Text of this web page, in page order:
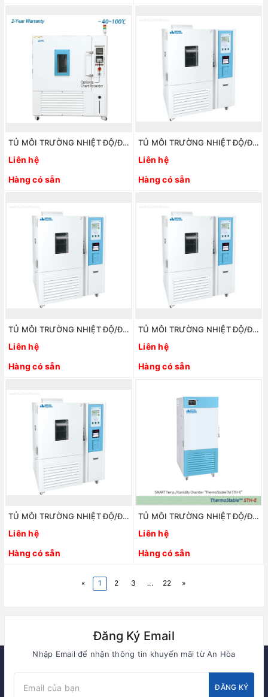
TỦ MÔI TRƯỜNG NHIỆT ĐỘ/ĐỘ ẨM 155 LÍT. THC-155 HÃNG: DAIHAN/HÀN QUỐC
Liên hệ
Hàng có sẵn
TỦ MÔI TRƯỜNG NHIỆT ĐỘ/ĐỘ ẨM 800 LÍT. MODEL: STH-800 HÃNG: DAIHAN/HÀN QUỐC
Liên hệ
Hàng có sẵn
TỦ MÔI TRƯỜNG NHIỆT ĐỘ/ĐỘ ẨM 420 LÍT. MODEL: STH-420 HÃNG: DAIHAN/HÀN QUỐC
Liên hệ
Hàng có sẵn
TỦ MÔI TRƯỜNG NHIỆT ĐỘ/ĐỘ ẨM 305 LÍT. MODEL: STH-305. HÃNG: DAIHAN/HÀN QUỐC
Liên hệ
Hàng có sẵn
TỦ MÔI TRƯỜNG NHIỆT ĐỘ/ĐỘ ẨM 155 LÍT. MODEL: STH-155. HÃNG: DAIHAN/HÀN QUỐC
Liên hệ
Hàng có sẵn
TỦ MÔI TRƯỜNG NHIỆT ĐỘ/ĐỘ ẨM 800 LÍT. MODEL: ThermoStable STH-E800. HÃNG: DAIHAN/HÀN QUỐC
Liên hệ
Hàng có sẵn
« 1 2 3 ... 22 »
Đăng Ký Email
Nhập Email để nhận thông tin khuyến mãi từ An Hòa
ĐĂNG KÝ